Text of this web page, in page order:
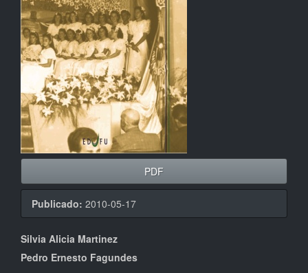
PDF
Publicado: 2010-05-17
Conteúdo
do
Silvia Alicia Martinez
Pedro Ernesto Fagundes